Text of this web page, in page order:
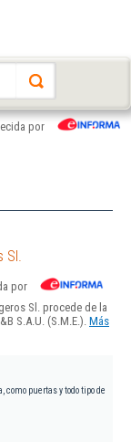
por
Sl.
por
Sl. procede de la
S.A.U. (S.M.E.). Más
como puertas y todo tipo de